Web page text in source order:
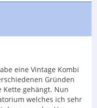
eine Vintage Kombi
Gründen
Kette gehängt. Nun
welches ich sehr